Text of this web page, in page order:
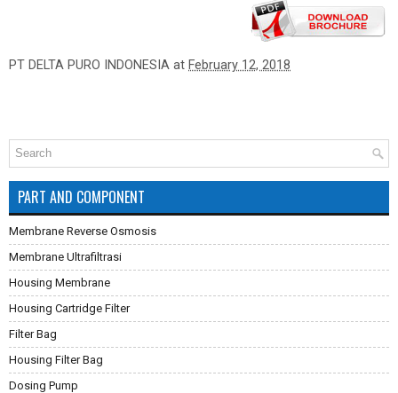
PT DELTA PURO INDONESIA at February 12, 2018
PART AND COMPONENT
Membrane Reverse Osmosis
Membrane Ultrafiltrasi
Housing Membrane
Housing Cartridge Filter
Filter Bag
Housing Filter Bag
Dosing Pump